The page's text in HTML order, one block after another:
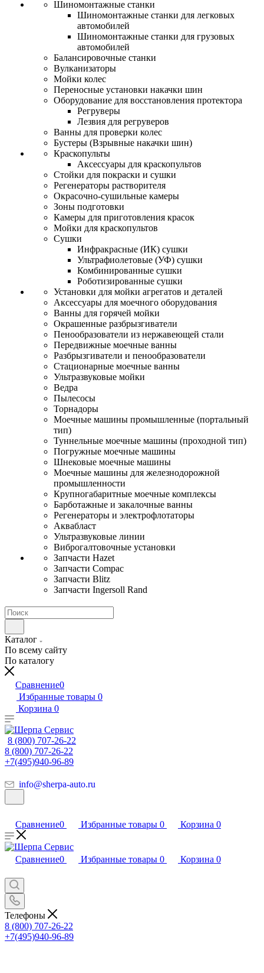
Шиномонтажные станки
Шиномонтажные станки для легковых
автомобилей
Шиномонтажные станки для грузовых
автомобилей
Балансировочные станки
Вулканизаторы
Мойки колес
Переносные установки накачки шин
Оборудование для восстановления протектора
Регруверы
Лезвия для регруверов
Ванны для проверки колес
Бустеры (Взрывные накачки шин)
Краскопульты
Аксессуары для краскопультов
Стойки для покраски и сушки
Регенераторы растворителя
Окрасочно-сушильные камеры
Зоны подготовки
Камеры для приготовления красок
Мойки для краскопультов
Сушки
Инфракрасные (ИК) сушки
Ультрафиолетовые (УФ) сушки
Комбинированные сушки
Роботизированные сушки
Установки для мойки агрегатов и деталей
Аксессуары для моечного оборудования
Ванны для горячей мойки
Окрашенные разбрызгиватели
Пенообразователи из нержавеющей стали
Передвижные моечные ванны
Разбрызгиватели и пенообразователи
Стационарные моечные ванны
Ультразвуковые мойки
Ведра
Пылесосы
Торнадоры
Моечные машины промышленные (портальный
тип)
Туннельные моечные машины (проходной тип)
Погружные моечные машины
Шнековые моечные машины
Моечные машины для железнодорожной
промышленности
Крупногабаритные моечные комплексы
Барботажные и закалочные ванны
Регенераторы и электрофлотаторы
Аквабласт
Ультразвуковые линии
Виброгалтовочные установки
Запчасти Hazet
Запчасти Compac
Запчасти Blitz
Запчасти Ingersoll Rand
Каталог
По всему сайту
По каталогу
Сравнение0
Избранные товары 0
Корзина 0
8 (800) 707-26-22
8 (800) 707-26-22
+7(495)940-96-89
info@sherpa-auto.ru
Сравнение0 Избранные товары 0 Корзина 0
Сравнение0 Избранные товары 0 Корзина 0
Телефоны
8 (800) 707-26-22
+7(495)940-96-89